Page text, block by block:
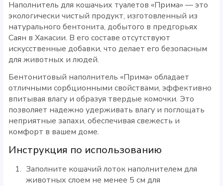
Наполнитель для кошачьих туалетов «Прима» — это
экологически чистый продукт, изготовленный из
натурального бентонита, добытого в предгорьях
Саян в Хакасии. В его составе отсутствуют
искусственные добавки, что делает его безопасным
для животных и людей.
Бентонитовый наполнитель «Прима» обладает
отличными сорбционными свойствами, эффективно
впитывая влагу и образуя твердые комочки. Это
позволяет надежно удерживать влагу и поглощать
неприятные запахи, обеспечивая свежесть и
комфорт в вашем доме.
Инструкция по использованию
Заполните кошачий лоток наполнителем для
животных слоем не менее 5 см для